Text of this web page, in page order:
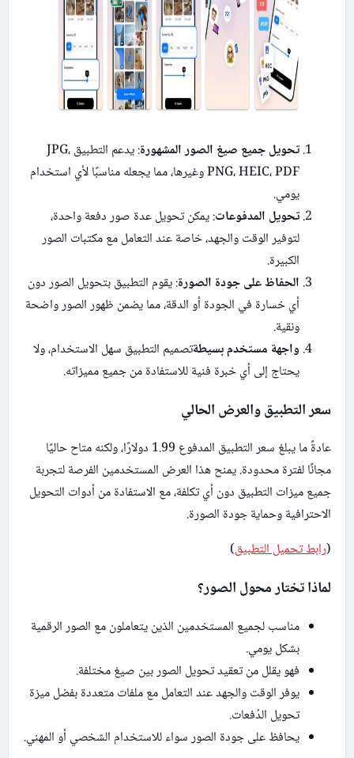
تحويل جميع صيغ الصور المشهورة
: يدعم التطبيق JPG،
PNG، HEIC، PDF وغيرها، مما يجعله مناسبًا لأي استخدام
يومي.
تحويل المدفوعات: يمكن تحويل عدة صور دفعة واحدة،
لتوفير الوقت والجهد، خاصة عند التعامل مع مكتبات الصور
الكبيرة.
الحفاظ على جودة الصورة: يقوم التطبيق بتحويل الصور دون
أي خسارة في الجودة أو الدقة، مما يضمن ظهور الصور واضحة
ونقية.
واجهة مستخدم بسيطةتصميم التطبيق سهل الاستخدام، ولا
يحتاج إلى أي خبرة فنية للاستفادة من جميع مميزاته.
سعر التطبيق والعرض الحالي
عادةً ما يبلغ سعر التطبيق المدفوع 1.99 دولارًا، ولكنه متاح حاليًا
مجانًا لفترة محدودة. يمنح هذا العرض المستخدمين الفرصة لتجربة
جميع ميزات التطبيق دون أي تكلفة، مع الاستفادة من أدوات التحويل
الاحترافية وحماية جودة الصورة.
(رابط تحميل التطبيق)
لماذا تختار محول الصور؟
مناسب لجميع المستخدمين الذين يتعاملون مع الصور الرقمية
بشكل يومي.
فهو يقلل من تعقيد تحويل الصور بين صيغ مختلفة.
يوفر الوقت والجهد عند التعامل مع ملفات متعددة بفضل ميزة
تحويل الدُفعات.
يحافظ على جودة الصور سواء للاستخدام الشخصي أو المهني.